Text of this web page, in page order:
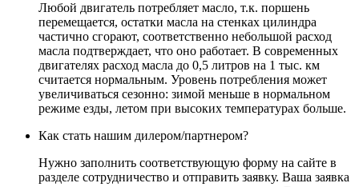
Любой двигатель потребляет масло, т.к. поршень
перемещается, остатки масла на стенках цилиндра
частично сгорают, соответственно небольшой расход
масла подтверждает, что оно работает. В современных
двигателях расход масла до 0,5 литров на 1 тыс. км
считается нормальным. Уровень потребления может
увеличиваться сезонно: зимой меньше в нормальном
режиме езды, летом при высоких температурах больше.
Как стать нашим дилером/партнером?
Нужно заполнить соответствующую форму на сайте в
разделе сотрудничество и отправить заявку. Ваша заявка